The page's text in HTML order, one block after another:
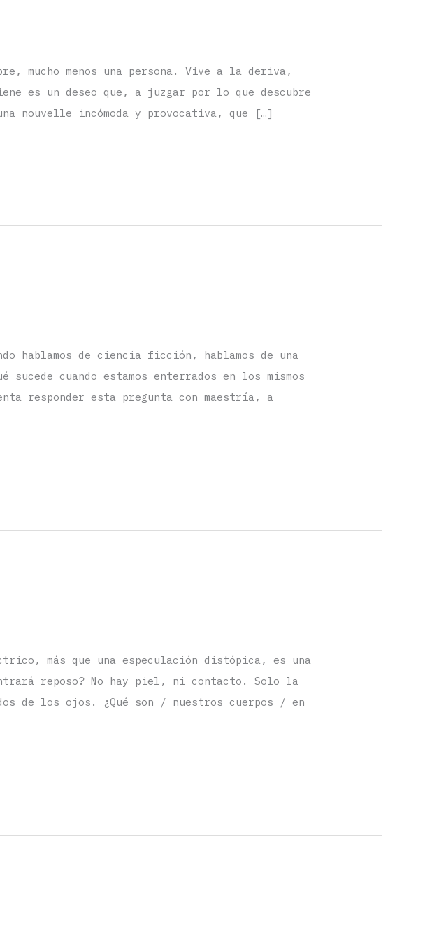
mucho menos una persona. Vive a la deriva,
es un deseo que, a juzgar por lo que descubre
nouvelle incómoda y provocativa, que […]
hablamos de ciencia ficción, hablamos de una
cuando estamos enterrados en los mismos
responder esta pregunta con maestría, a
más que una especulación distópica, es una
reposo? No hay piel, ni contacto. Solo la
de los ojos. ¿Qué son / nuestros cuerpos / en